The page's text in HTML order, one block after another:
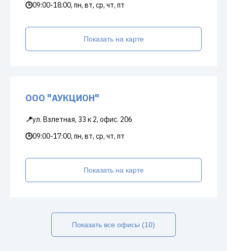
🕒09:00-18:00, пн, вт, ср, чт, пт
Показать на карте
ООО "АУКЦИОН"
📍ул. Взлетная, 33 к 2, офис. 206
🕒09:00-17:00, пн, вт, ср, чт, пт
Показать на карте
Показать все офисы (10)